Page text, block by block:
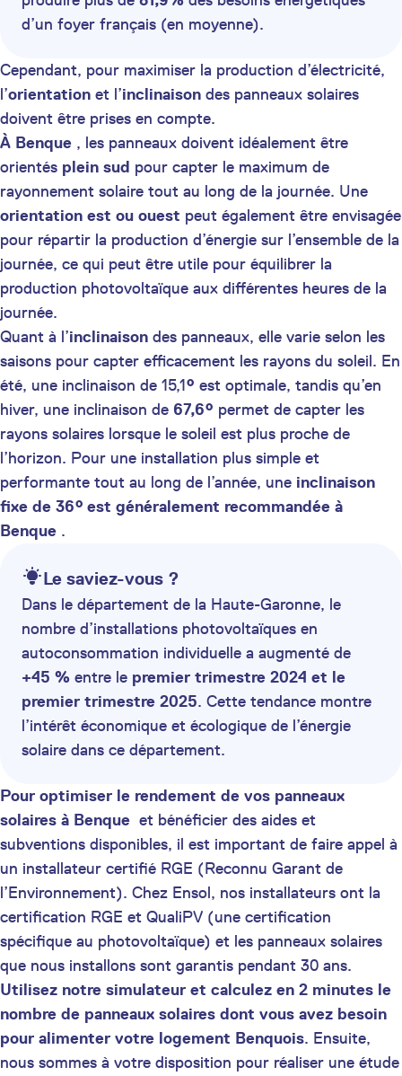
d’un foyer français (en moyenne).
Cependant, pour maximiser la production d’électricité,
l’orientation et l’inclinaison des panneaux solaires
doivent être prises en compte.
À Benque , les panneaux doivent idéalement être
orientés plein sud pour capter le maximum de
rayonnement solaire tout au long de la journée. Une
orientation est ou ouest peut également être envisagée
pour répartir la production d’énergie sur l’ensemble de la
journée, ce qui peut être utile pour équilibrer la
production photovoltaïque aux différentes heures de la
journée.
Quant à l’inclinaison des panneaux, elle varie selon les
saisons pour capter efficacement les rayons du soleil. En
été, une inclinaison de 15,1° est optimale, tandis qu’en
hiver, une inclinaison de 67,6° permet de capter les
rayons solaires lorsque le soleil est plus proche de
l’horizon. Pour une installation plus simple et
performante tout au long de l’année, une inclinaison
fixe de 36° est généralement recommandée à
Benque .
Le saviez-vous ?
Dans le département de la Haute-Garonne, le
nombre d’installations photovoltaïques en
autoconsommation individuelle a augmenté de
+45 % entre le premier trimestre 2024 et le
premier trimestre 2025. Cette tendance montre
l’intérêt économique et écologique de l’énergie
solaire dans ce département.
Pour optimiser le rendement de vos panneaux
solaires à Benque et bénéficier des aides et
subventions disponibles, il est important de faire appel à
un installateur certifié RGE (Reconnu Garant de
l’Environnement). Chez Ensol, nos installateurs ont la
certification RGE et QualiPV (une certification
spécifique au photovoltaïque) et les panneaux solaires
que nous installons sont garantis pendant 30 ans.
Utilisez notre simulateur et calculez en 2 minutes le
nombre de panneaux solaires dont vous avez besoin
pour alimenter votre logement Benquois. Ensuite,
nous sommes à votre disposition pour réaliser une étude